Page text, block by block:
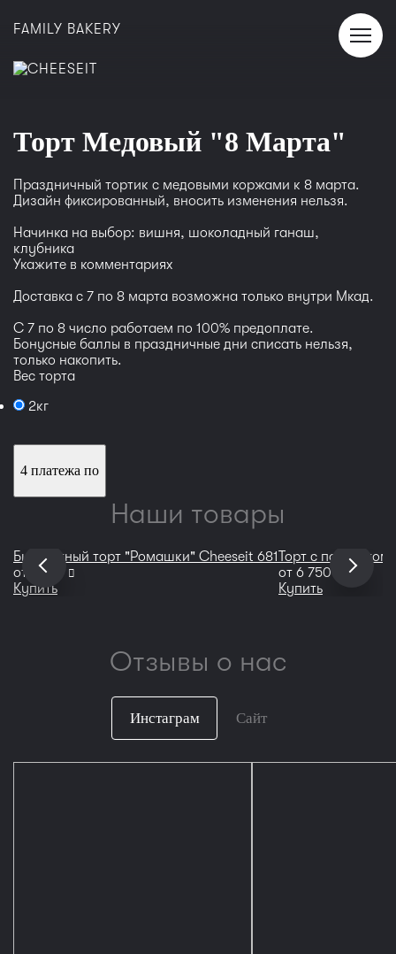
FAMILY BAKERY
Торт Медовый "8 Марта"
Праздничный тортик с медовыми коржами к 8 марта.
Дизайн фиксированный, вносить изменения нельзя.
Начинка на выбор: вишня, шоколадный ганаш,
клубника
Укажите в комментариях
Доставка с 7 по 8 марта возможна только внутри Мкад.
С 7 по 8 число работаем по 100% предоплате.
Бонусные баллы в праздничные дни списать нельзя,
только накопить.
Вес торта
2кг
4 платежа по
Наши товары
Бисквитный торт "Ромашки" Сheeseit 681
от
7 100
руб
Купить
Торт с портретом
от 6 750
руб
Купить
Отзывы о нас
Инстаграм Сайт